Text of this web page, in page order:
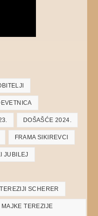
DOŠAŠĆE 2024.
FRAMA SIKIREVCI
JUBILEJ
SCHERER
TEREZIJE